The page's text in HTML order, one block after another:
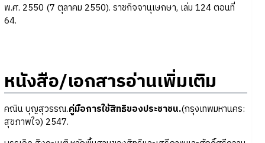
พ.ศ. 2550 (7 ตุลาคม 2550). ราชกิจจานุเษกษา, เล่ม 124 ตอนที่
64.
หนังสือ/เอกสารอ่านเพิ่มเติม
คณิน บุญสุวรรณ.คู่มือการใช้สิทธิของประชาชน.(กรุงเทพมหานคร:
สุขภาพใจ) 2547.